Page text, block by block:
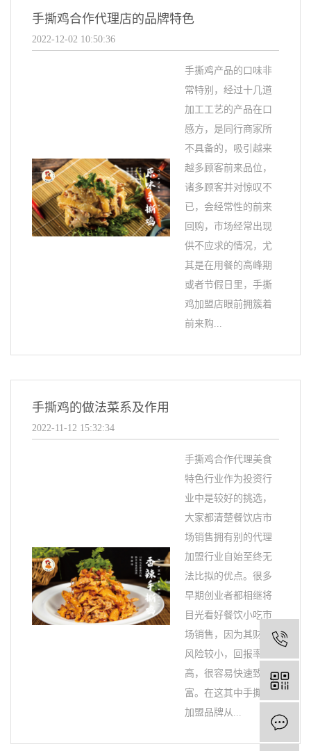
手撕鸡合作代理店的品牌特色
2022-12-02 10:50:36
手撕鸡产品的口味非
常特别，经过十几道
加工工艺的产品在口
感方，是同行商家所
不具备的，吸引越来
越多顾客前来品位，
诸多顾客并对惊叹不
已，会经常性的前来
回购，市场经常出现
供不应求的情况，尤
其是在用餐的高峰期
或者节假日里，手撕
鸡加盟店眼前拥簇着
前来购...
手撕鸡的做法菜系及作用
2022-11-12 15:32:34
手撕鸡合作代理美食
特色行业作为投资行
业中是较好的挑选，
大家都清楚餐饮店市
场销售拥有别的代理
加盟行业自始至终无
法比拟的优点。很多
早期创业者都相继将
目光看好餐饮小吃市
场销售，因为其财务
风险较小，回报率
高，很容易快速致
富。在这其中手撕鸡
加盟品牌从...